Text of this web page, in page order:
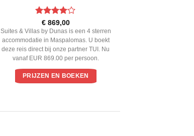
Gewaardeerd
4uit 5
€869,00
Suites & Villas by Dunas is een 4 sterren
accommodatie in Maspalomas. U boekt
deze reis direct bij onze partner TUI. Nu
vanaf EUR 869.00 per persoon.
PRIJZEN EN BOEKEN